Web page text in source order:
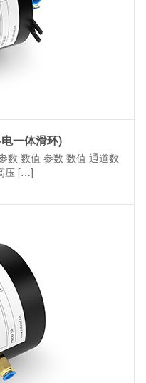
一体滑环)
数 数值 参数 数值 通道数
压 […]